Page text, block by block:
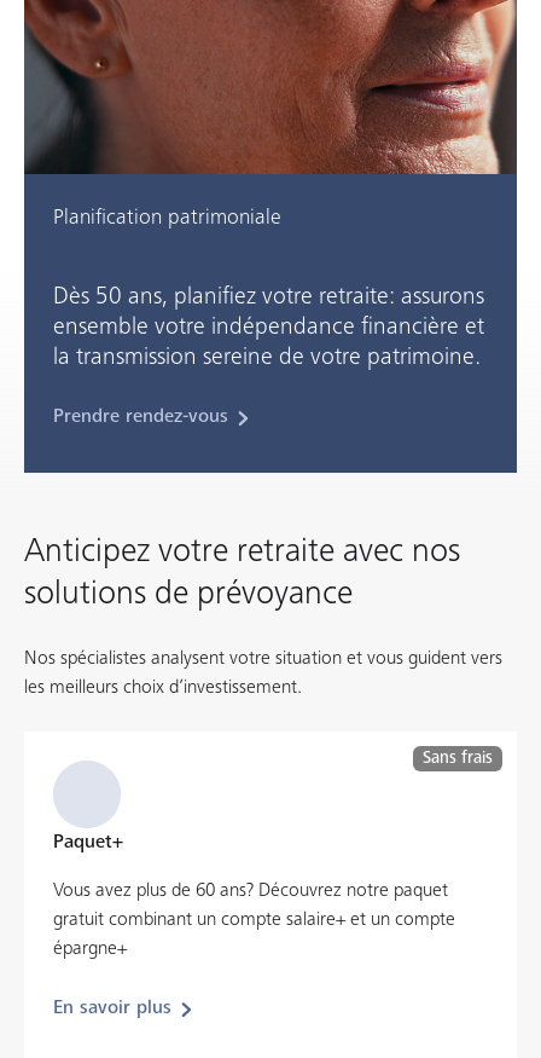
Planification patrimoniale
Dès 50 ans, planifiez votre retraite: assurons
ensemble votre indépendance financière et
la transmission sereine de votre patrimoine.
Prendre rendez-vous
Anticipez votre retraite avec nos
solutions de prévoyance
Nos spécialistes analysent votre situation et vous guident vers
les meilleurs choix d’investissement.
Sans frais
Paquet+
Vous avez plus de 60 ans? Découvrez notre paquet
gratuit combinant un compte salaire+ et un compte
épargne+
En savoir plus